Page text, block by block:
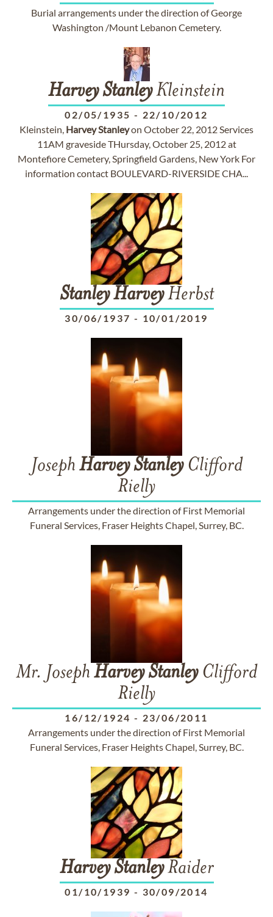
Burial arrangements under the direction of George
Washington /Mount Lebanon Cemetery.
HarveyStanleyKleinstein
02/05/1935 - 22/10/2012
Kleinstein, HarveyStanleyon October 22, 2012 Services
11AM graveside THursday, October 25, 2012 at
Montefiore Cemetery, Springfield Gardens, New York For
information contact BOULEVARD-RIVERSIDE CHA...
Stanley HarveyHerbst
30/06/1937 - 10/01/2019
Joseph Harvey StanleyClifford
Rielly
Arrangements under the direction of First Memorial
Funeral Services, Fraser Heights Chapel, Surrey, BC.
Mr. Joseph HarveyStanleyClifford
Rielly
16/12/1924 - 23/06/2011
Arrangements under the direction of First Memorial
Funeral Services, Fraser Heights Chapel, Surrey, BC.
Harvey StanleyRaider
01/10/1939 - 30/09/2014